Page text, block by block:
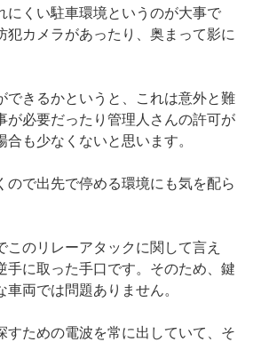
にくい駐車環境というのが大事で
カメラがあったり、奥まって影に
できるかというと、これは意外と難
が必要だったり管理人さんの許可が
も少なくないと思います。
ので出先で停める環境にも気を配ら
のリレーアタックに関して言え
手に取った手口です。そのため、鍵
両では問題ありません。
すための電波を常に出していて、そ